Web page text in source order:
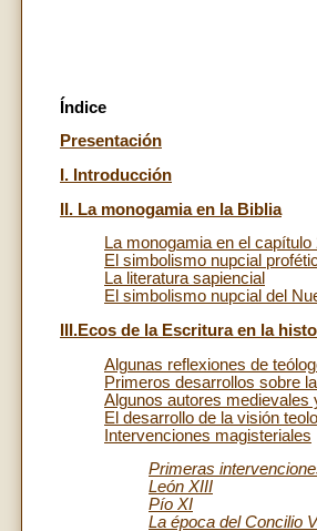
Índice
Presentación
I. Introducción
II. La monogamia en la Biblia
La monogamia en el capítulo
El simbolismo nupcial
La literatura sapiencial
El simbolismo nupcial del
III.Ecos de la Escritura en la
Algunas reflexiones de
Primeros desarrollos sobre
Algunos autores medievales
El desarrollo de la visión
Intervenciones magisteriales
Primeras
León XIII
Pío XI
La época del Concilio